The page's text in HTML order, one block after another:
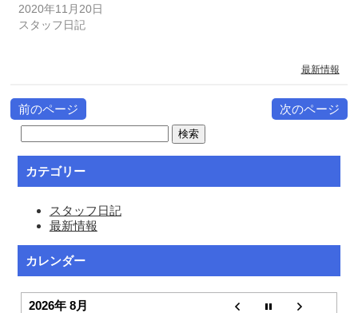
2020年11月20日
スタッフ日記
最新情報
前のページ 次のページ
カテゴリー
スタッフ日記
最新情報
カレンダー
2026年 8月